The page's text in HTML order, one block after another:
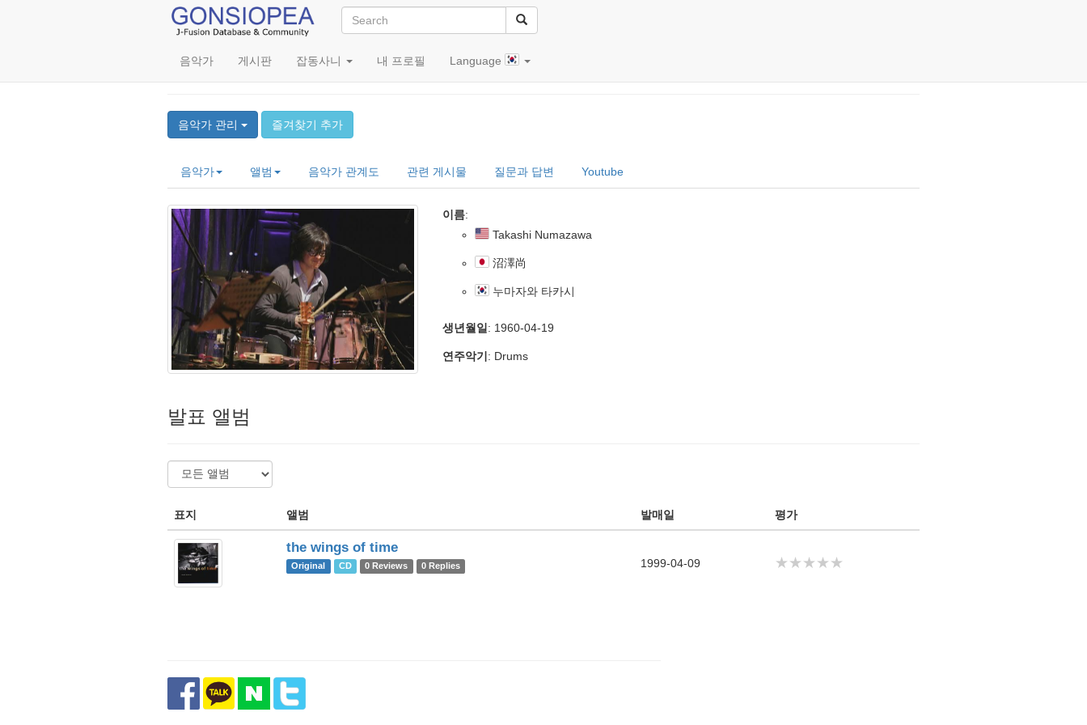
음악가 게시판 잡동사니 내 프로필 Language
Takashi Numazawa (沼澤尚)
음악가 관리 즐겨찾기 추가
음악가 앨범 음악가 관계도 관련 게시물 질문과 답변 Youtube
이름:
Takashi Numazawa
沼澤尚
누마자와 타카시
생년월일 : 1960-04-19
연주악기 : Drums
발표 앨범
표지 앨범 발매일 평가
the wings of time
Original CD 0 Reviews 0 Replies 1999-04-09 ★★★★★